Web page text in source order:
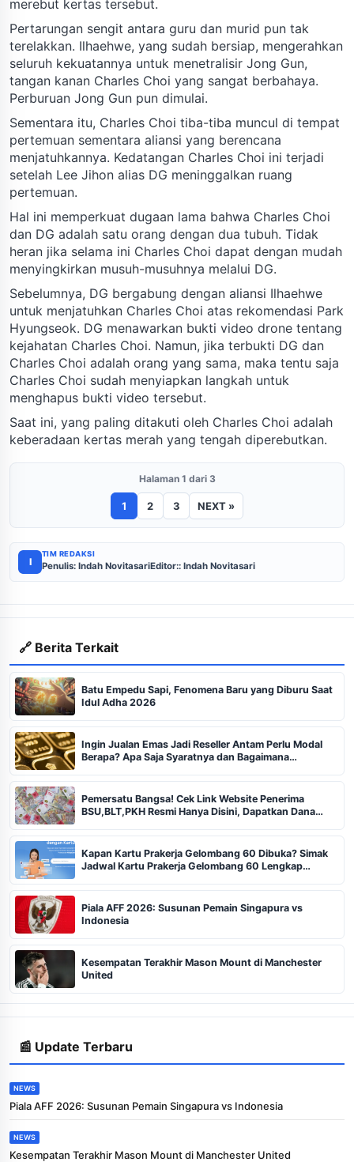
merebut kertas tersebut.
Pertarungan sengit antara guru dan murid pun tak
terelakkan. Ilhaehwe, yang sudah bersiap, mengerahkan
seluruh kekuatannya untuk menetralisir Jong Gun,
tangan kanan Charles Choi yang sangat berbahaya.
Perburuan Jong Gun pun dimulai.
Sementara itu, Charles Choi tiba-tiba muncul di tempat
pertemuan sementara aliansi yang berencana
menjatuhkannya. Kedatangan Charles Choi ini terjadi
setelah Lee Jihon alias DG meninggalkan ruang
pertemuan.
Hal ini memperkuat dugaan lama bahwa Charles Choi
dan DG adalah satu orang dengan dua tubuh. Tidak
heran jika selama ini Charles Choi dapat dengan mudah
menyingkirkan musuh-musuhnya melalui DG.
Sebelumnya, DG bergabung dengan aliansi Ilhaehwe
untuk menjatuhkan Charles Choi atas rekomendasi Park
Hyungseok. DG menawarkan bukti video drone tentang
kejahatan Charles Choi. Namun, jika terbukti DG dan
Charles Choi adalah orang yang sama, maka tentu saja
Charles Choi sudah menyiapkan langkah untuk
menghapus bukti video tersebut.
Saat ini, yang paling ditakuti oleh Charles Choi adalah
keberadaan kertas merah yang tengah diperebutkan.
Halaman 1 dari 3
1 2 3 NEXT »
I
TIM REDAKSI
Penulis: Indah NovitasariEditor:: Indah Novitasari
🔗 Berita Terkait
Batu Empedu Sapi, Fenomena Baru yang Diburu Saat
Idul Adha 2026
Ingin Jualan Emas Jadi Reseller Antam Perlu Modal
Berapa? Apa Saja Syaratnya dan Bagaimana
Pemersatu Bangsa! Cek Link Website Penerima
BSU,BLT,PKH Resmi Hanya Disini, Dapatkan Dana
Kapan Kartu Prakerja Gelombang 60 Dibuka? Simak
Jadwal Kartu Prakerja Gelombang 60 Lengkap
Piala AFF 2026: Susunan Pemain Singapura vs
Indonesia
Kesempatan Terakhir Mason Mount di Manchester
United
📰 Update Terbaru
NEWS
Piala AFF 2026: Susunan Pemain Singapura vs Indonesia
NEWS
Kesempatan Terakhir Mason Mount di Manchester United